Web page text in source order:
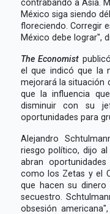
contrabando a Asia.
México siga siendo
floreciendo. Corregir
México debe lograr",
The Economist
el que indicó que la
mejorará la situación
que la influencia
disminuir con su
oportunidades para
Alejandro
riesgo político, dijo
abran
como los Zetas y el
que hacen su
secuestro.
obsesión